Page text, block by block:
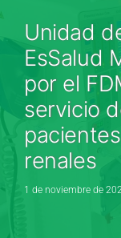
Nosotros
Proyectos
Procesos
Medios
Unidad
EsSalud
por el
servicio
renales
1 de noviembre de